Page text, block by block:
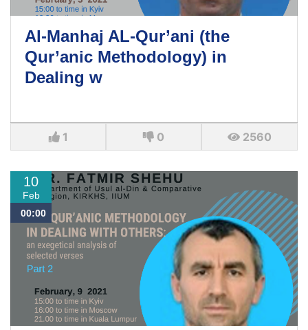
Al-Manhaj AL-Qur’ani (the
Qur’anic Methodology) in
Dealing w
1 0 2560
10
Feb
00:00